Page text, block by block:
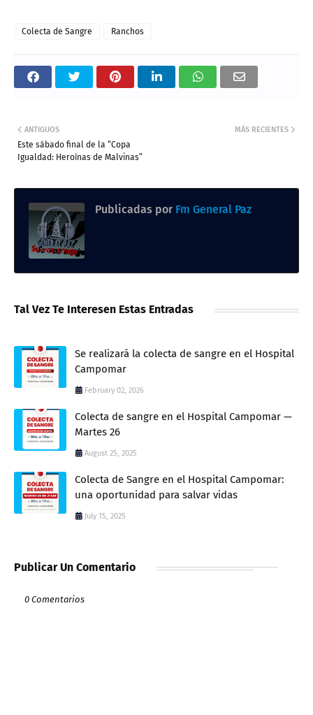
Colecta de Sangre Ranchos
MÁS RECIENTES
ANTIGUOS
Este sábado final de la “Copa
Igualdad: Heroínas de Malvinas”
Publicadas por Fm General Paz
Tal Vez Te Interesen Estas Entradas
Se realizará la colecta de sangre en el Hospital
Campomar
February 02, 2026
Colecta de sangre en el Hospital Campomar —
Martes 26
August 25, 2025
Colecta de Sangre en el Hospital Campomar:
una oportunidad para salvar vidas
July 15, 2025
Publicar Un Comentario
0 Comentarios